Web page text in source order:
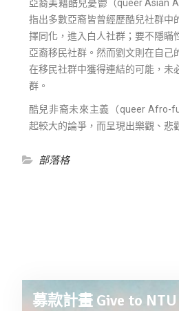
亞裔美籍酷兒憂鬱（queer Asian
指出多數亞裔皆曾經歷酷兒社群中
擇同化，進入白人社群；要不隱瞞
亞裔移民社群。然而劉文則在自己
在移民社群中獲得連結的可能，未
群。
酷兒非裔未來主義（queer Afro-
起較大的論爭，而呈現出樂觀、悲
部落格
募款計畫 Give to NTU